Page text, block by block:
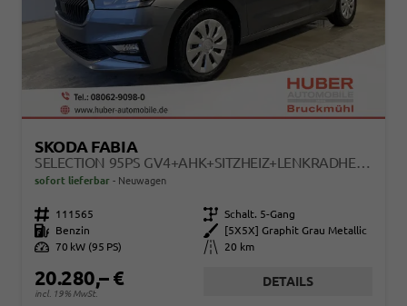
SKODA FABIA
SELECTION 95PS GV4+AHK+SITZHEIZ+LENKRADHEIZ+CLIMATRONIC+TEMPOMAT+PDC
sofort lieferbar Neuwagen
Fahrzeugnr. 111565 Getriebe Schalt. 5-Gang
Kraftstoff
Benzin Außenfarbe
[5X5X] Graphit Grau Metallic
Leistung 70 kW (95 PS) Kilometerstand 20 km
20.280,– €
incl. 19% MwSt.
DETAILS